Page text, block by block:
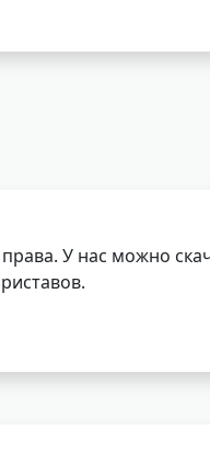
У нас можно